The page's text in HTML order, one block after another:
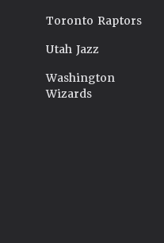
Toronto Raptors
Utah Jazz
Washington
Wizards